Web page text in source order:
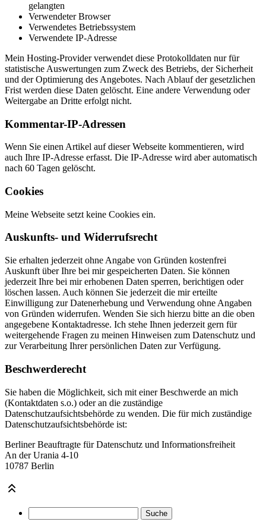
gelangten
Verwendeter Browser
Verwendetes Betriebssystem
Verwendete IP-Adresse
Mein Hosting-Provider verwendet diese Protokolldaten nur für
statistische Auswertungen zum Zweck des Betriebs, der Sicherheit
und der Optimierung des Angebotes. Nach Ablauf der gesetzlichen
Frist werden diese Daten gelöscht. Eine andere Verwendung oder
Weitergabe an Dritte erfolgt nicht.
Kommentar-IP-Adressen
Wenn Sie einen Artikel auf dieser Webseite kommentieren, wird
auch Ihre IP-Adresse erfasst. Die IP-Adresse wird aber automatisch
nach 60 Tagen gelöscht.
Cookies
Meine Webseite setzt keine Cookies ein.
Auskunfts- und Widerrufsrecht
Sie erhalten jederzeit ohne Angabe von Gründen kostenfrei
Auskunft über Ihre bei mir gespeicherten Daten. Sie können
jederzeit Ihre bei mir erhobenen Daten sperren, berichtigen oder
löschen lassen. Auch können Sie jederzeit die mir erteilte
Einwilligung zur Datenerhebung und Verwendung ohne Angaben
von Gründen widerrufen. Wenden Sie sich hierzu bitte an die oben
angegebene Kontaktadresse. Ich stehe Ihnen jederzeit gern für
weitergehende Fragen zu meinen Hinweisen zum Datenschutz und
zur Verarbeitung Ihrer persönlichen Daten zur Verfügung.
Beschwerderecht
Sie haben die Möglichkeit, sich mit einer Beschwerde an mich
(Kontaktdaten s.o.) oder an die zuständige
Datenschutzaufsichtsbehörde zu wenden. Die für mich zuständige
Datenschutzaufsichtsbehörde ist:
Berliner Beauftragte für Datenschutz und Informationsfreiheit
An der Urania 4-10
10787 Berlin